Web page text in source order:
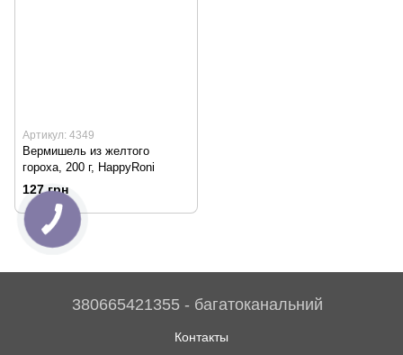
Артикул: 4349
Вермишель из желтого
гороха, 200 г, HappyRoni
127 грн
380665421355 - багатоканальний
Контакты